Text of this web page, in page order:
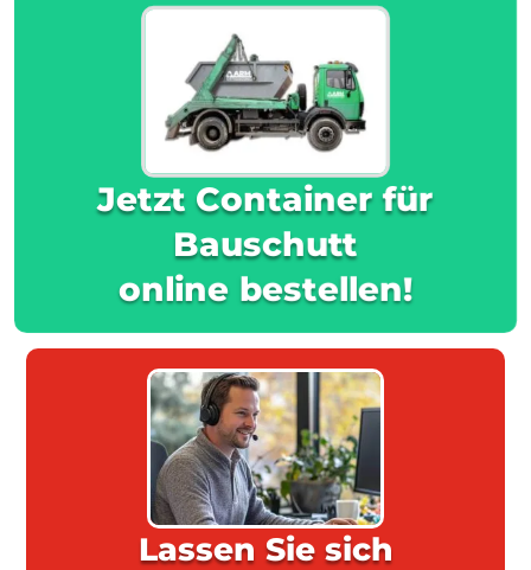
Jetzt Container für
Bauschutt
online bestellen!
Lassen Sie sich